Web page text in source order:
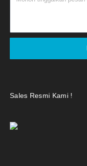
Sales Resmi Kami !